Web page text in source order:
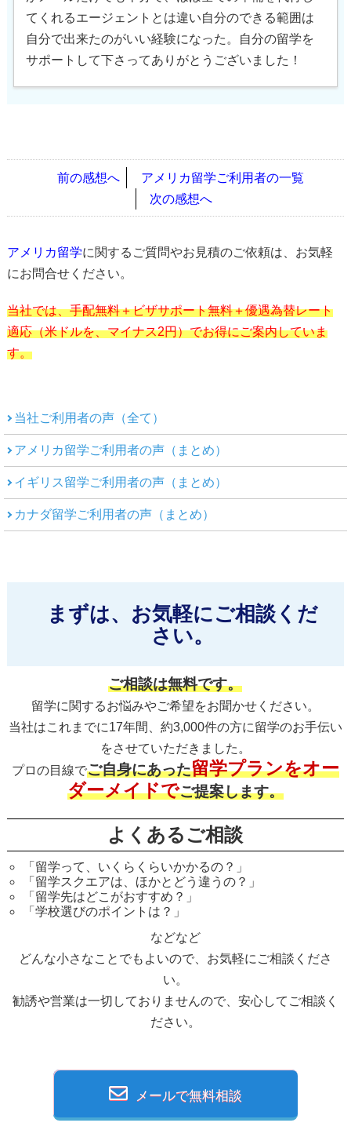
てくれるエージェントとは違い自分のできる範囲は
自分で出来たのがいい経験になった。自分の留学を
サポートして下さってありがとうございました！
前の感想へ
アメリカ留学ご利用者の一覧
次の感想へ
アメリカ留学に関するご質問やお見積のご依頼は、お気軽
にお問合せください。
当社では、手配無料＋ビザサポート無料＋優遇為替レート
適応（米ドルを、マイナス2円）でお得にご案内していま
す。
当社ご利用者の声（全て）
アメリカ留学ご利用者の声（まとめ）
イギリス留学ご利用者の声（まとめ）
カナダ留学ご利用者の声（まとめ）
まずは、お気軽にご相談くだ
さい。
ご相談は無料です。
留学に関するお悩みやご希望をお聞かせください。
当社はこれまでに17年間、約3,000件の方に留学のお手伝い
をさせていただきました。
プロの目線でご自身にあった留学プランをオー
ダーメイドでご提案します。
よくあるご相談
「留学って、いくらくらいかかるの？」
「留学スクエアは、ほかとどう違うの？」
「留学先はどこがおすすめ？」
「学校選びのポイントは？」
などなど
どんな小さなことでもよいので、お気軽にご相談くださ
い。
勧誘や営業は一切しておりませんので、安心してご相談く
ださい。
メールで無料相談